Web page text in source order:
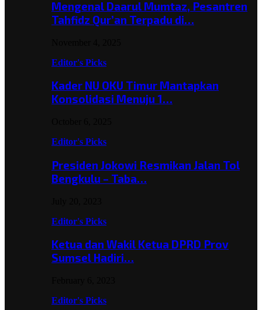
Mengenal Daarul Mumtaz, Pesantren
Tahfidz Qur’an Terpadu di…
Editor's Picks
Kader NU OKU Timur Mantapkan
Konsolidasi Menuju 1…
Editor's Picks
Presiden Jokowi Resmikan Jalan Tol
Bengkulu – Taba…
Editor's Picks
Ketua dan Wakil Ketua DPRD Prov
Sumsel Hadiri…
Editor's Picks